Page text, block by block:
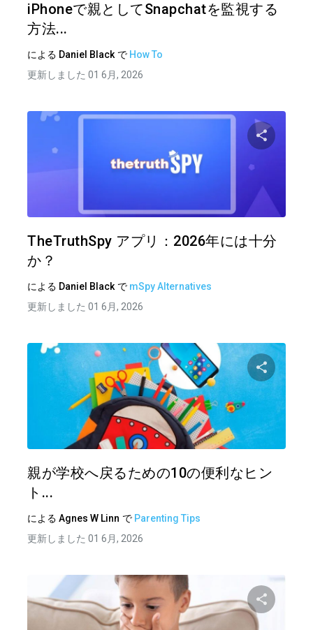
iPhoneで親としてSnapchatを監視する
方法...
による Daniel Black で How To
更新しました 01 6月, 2026
TheTruthSpy アプリ：2026年には十分
か？
による Daniel Black で mSpy Alternatives
更新しました 01 6月, 2026
この記
親が学校へ戻るための10の便利なヒン
ト...
による Agnes W Linn で Parenting Tips
更新しました 01 6月, 2026